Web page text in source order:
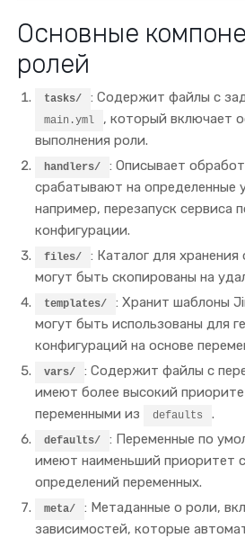
Основные
ролей
tasks/ : Содержит файлы с
main.yml
, который включает
выполнения роли.
handlers/
: Описывает
срабатывают на определенные
например, перезапуск сервиса
конфигурации.
files/
: Каталог для
могут быть скопированы на
templates/
: Хранит шаблоны
могут быть использованы для
конфигураций на основе
vars/
: Содержит файлы с
имеют более высокий
переменными из
defaults .
defaults/
: Переменные по
имеют наименьший приоритет
определений переменных.
meta/
: Метаданные о роли,
зависимостей, которые